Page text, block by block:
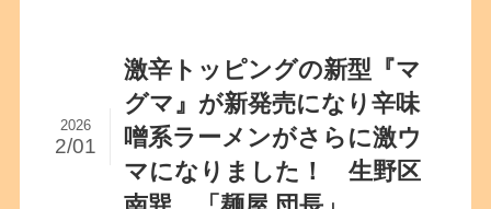
激辛トッピングの新型『マ
グマ』が新発売になり辛味
噌系ラーメンがさらに激ウ
マになりました！ 生野区
2026
2/01